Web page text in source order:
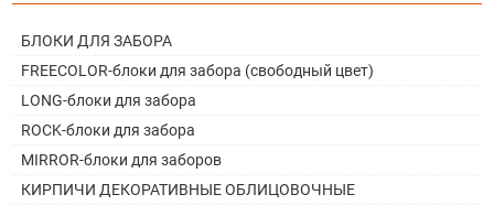
БЛОКИ ДЛЯ ЗАБОРА
FREECOLOR-блоки для забора (свободный цвет)
LONG-блоки для забора
ROCK-блоки для забора
MIRROR-блоки для заборов
КИРПИЧИ ДЕКОРАТИВНЫЕ ОБЛИЦОВОЧНЫЕ